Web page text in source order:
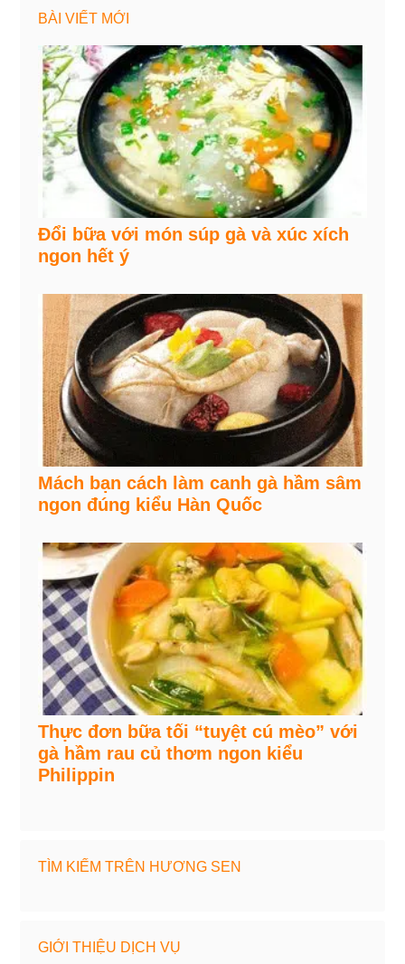
BÀI VIẾT MỚI
Đổi bữa với món súp gà và xúc xích
ngon hết ý
Mách bạn cách làm canh gà hầm sâm
ngon đúng kiểu Hàn Quốc
Thực đơn bữa tối “tuyệt cú mèo” với
gà hầm rau củ thơm ngon kiểu
Philippin
TÌM KIẾM TRÊN HƯƠNG SEN
GIỚI THIỆU DỊCH VỤ